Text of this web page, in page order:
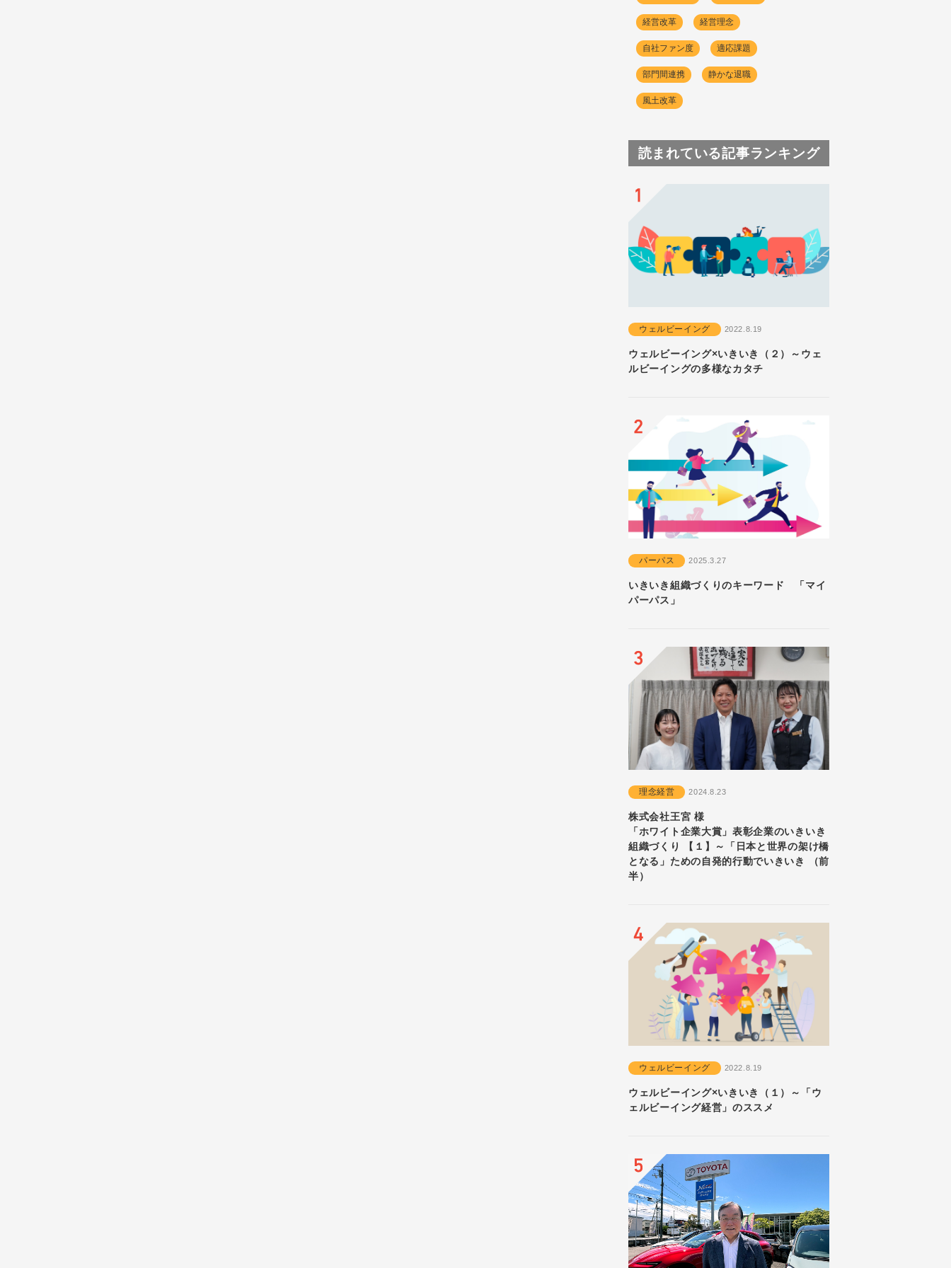
経営改革 経営理念
自社ファン度 適応課題
部門間連携 静かな退職
風土改革
読まれている記事ランキング
ウェルビーイング 2022.8.19
ウェルビーイング×いきいき（２）～ウェ
ルビーイングの多様なカタチ
パーパス 2025.3.27
いきいき組織づくりのキーワード 「マイ
パーパス」
理念経営 2024.8.23
株式会社王宮 様
「ホワイト企業大賞」表彰企業のいきいき
組織づくり 【１】～「日本と世界の架け橋
となる」ための自発的行動でいきいき （前
半）
ウェルビーイング 2022.8.19
ウェルビーイング×いきいき（１）～「ウ
ェルビーイング経営」のススメ